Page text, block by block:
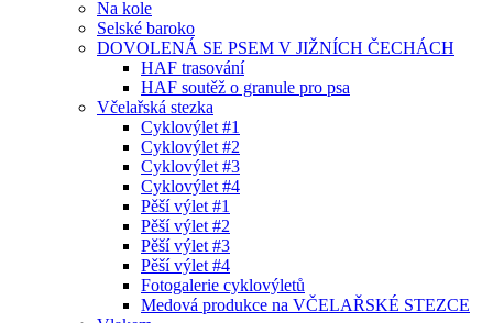
Na kole
Selské baroko
DOVOLENÁ SE PSEM V JIŽNÍCH ČECHÁCH
HAF trasování
HAF soutěž o granule pro psa
Včelařská stezka
Cyklovýlet #1
Cyklovýlet #2
Cyklovýlet #3
Cyklovýlet #4
Pěší výlet #1
Pěší výlet #2
Pěší výlet #3
Pěší výlet #4
Fotogalerie cyklovýletů
Medová produkce na VČELAŘSKÉ STEZCE